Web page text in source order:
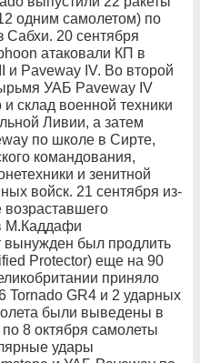
одним самолетом) по
Сабхи. 20 сентября
атаковали КП в
Paveway IV. Во второй
УАБ Paveway IV
склад военной техники
Ливии, а затем
по школе в Сирте,
командования,
и зенитной
войск. 21 сентября из-
М.Каддафи
вынужден был продлить
Protector) еще на 90
приняло
Tornado GR4 и 2 ударных
были выведены в
8 октября самолеты
удары